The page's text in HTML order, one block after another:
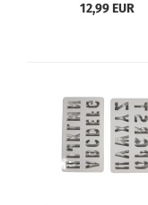
12,99 EUR